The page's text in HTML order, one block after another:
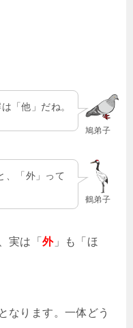
鳩弟子
「他」だね。
鶴弟子
、「外」って
実は「外」も「ほ
なります。一体どう